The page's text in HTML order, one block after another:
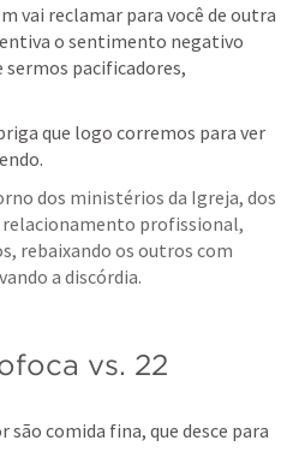
vai reclamar para você de outra
o sentimento negativo
sermos pacificadores,
que logo corremos para ver
dos ministérios da Igreja, dos
profissional,
rebaixando os outros com
a discórdia.
vs. 22
são comida fina, que desce para